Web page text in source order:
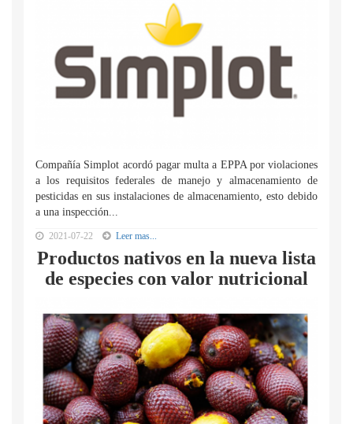
Compañía Simplot acordó pagar multa a EPPA por violaciones
a los requisitos federales de manejo y almacenamiento de
pesticidas en sus instalaciones de almacenamiento, esto debido
a una inspección...
2021-07-22 Leer mas...
Productos nativos en la nueva lista
de especies con valor nutricional